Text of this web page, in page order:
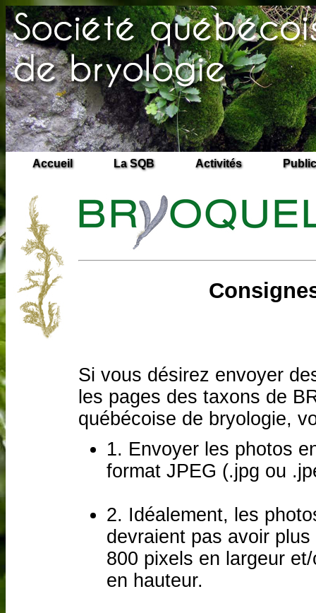
Accueil La SQB Activités
Si vous désirez envoyer
les pages des taxons de
québécoise de bryologie,
1. Envoyer les photos
format JPEG (.jpg ou
2. Idéalement, les
devraient pas avoir plus
800 pixels en largeur
en hauteur.